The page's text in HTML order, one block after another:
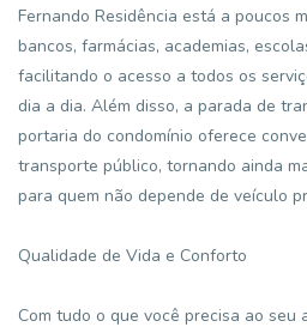
Fernando Residência está a poucos
bancos, farmácias, academias,
facilitando o acesso a todos os
dia a dia. Além disso, a parada de
portaria do condomínio oferece
transporte público, tornando ainda
para quem não depende de veículo
Qualidade de Vida e Conforto
Com tudo o que você precisa ao seu